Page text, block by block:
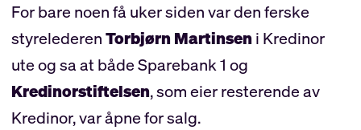
For bare noen få uker siden var den ferske
styrelederenTorbjørn Martinseni Kredinor
ute og sa at både Sparebank 1 og
Kredinorstiftelsen, som eier resterende av
Kredinor, var åpne for salg.